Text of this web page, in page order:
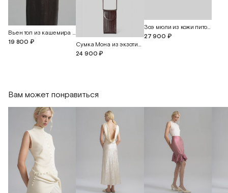
Вьен топ из кашемира и шёлка
19 800 ₽
Сумка Мона из экзотической кожи питона
24 900 ₽
Зоэ мюли из кожи питона
27 900 ₽
Вам может понравиться